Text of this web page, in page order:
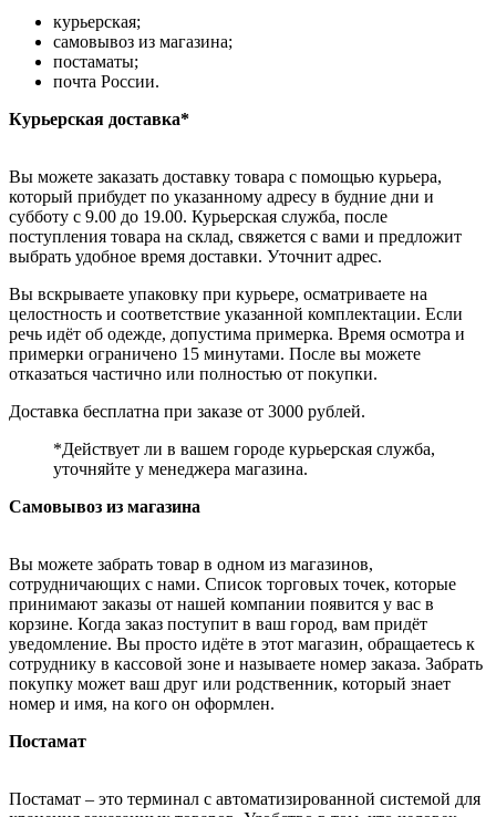
курьерская;
самовывоз из магазина;
постаматы;
почта России.
Курьерская доставка*
Вы можете заказать доставку товара с помощью курьера,
который прибудет по указанному адресу в будние дни и
субботу с 9.00 до 19.00. Курьерская служба, после
поступления товара на склад, свяжется с вами и предложит
выбрать удобное время доставки. Уточнит адрес.
Вы вскрываете упаковку при курьере, осматриваете на
целостность и соответствие указанной комплектации. Если
речь идёт об одежде, допустима примерка. Время осмотра и
примерки ограничено 15 минутами. После вы можете
отказаться частично или полностью от покупки.
Доставка бесплатна при заказе от 3000 рублей.
*Действует ли в вашем городе курьерская служба,
уточняйте у менеджера магазина.
Самовывоз из магазина
Вы можете забрать товар в одном из магазинов,
сотрудничающих с нами. Список торговых точек, которые
принимают заказы от нашей компании появится у вас в
корзине. Когда заказ поступит в ваш город, вам придёт
уведомление. Вы просто идёте в этот магазин, обращаетесь к
сотруднику в кассовой зоне и называете номер заказа. Забрать
покупку может ваш друг или родственник, который знает
номер и имя, на кого он оформлен.
Постамат
Постамат – это терминал с автоматизированной системой для